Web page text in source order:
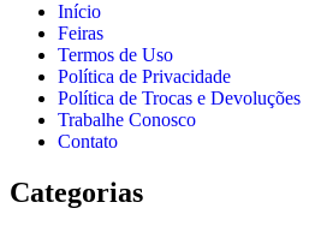
Início
Feiras
Termos de Uso
Política de Privacidade
Política de Trocas e Devoluções
Trabalhe Conosco
Contato
Categorias